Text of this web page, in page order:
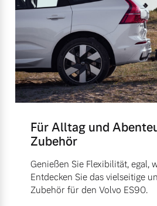
Für Alltag und
Zubehör
Genießen Sie Flexibilität, egal,
Entdecken Sie das vielseitige
Zubehör für den Volvo ES90.